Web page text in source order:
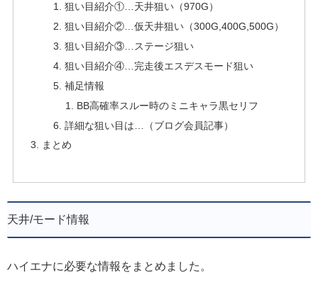
狙い目紹介①…天井狙い（970G）
狙い目紹介②…仮天井狙い（300G,400G,500G）
狙い目紹介③…ステージ狙い
狙い目紹介④…完走後エスデスモード狙い
補足情報
BB高確率スルー時のミニキャラ黒セリフ
詳細な狙い目は…（ブログ会員記事）
まとめ
天井/モード情報
ハイエナに必要な情報をまとめました。